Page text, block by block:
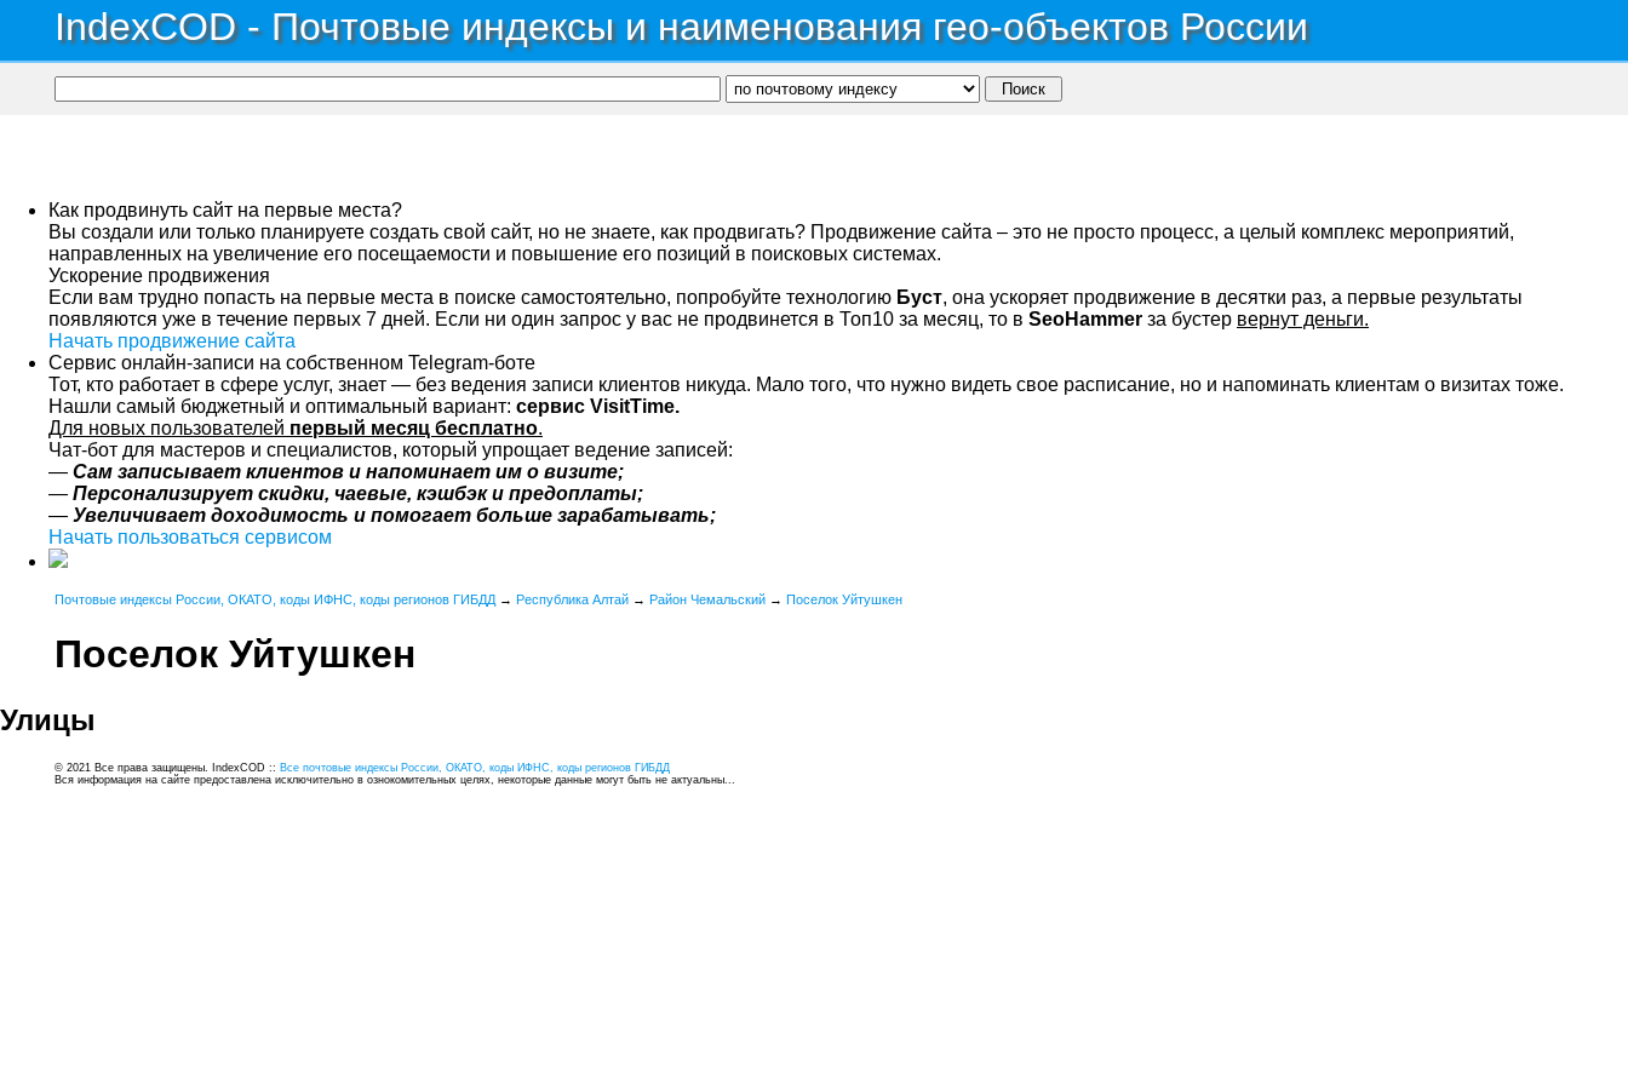
IndexCOD - Почтовые индексы и наименования гео-объектов России
Как продвинуть сайт на первые места?
Вы создали или только планируете создать свой сайт, но не знаете, как продвигать? Продвижение сайта – это не просто процесс, а целый комплекс мероприятий,
направленных на увеличение его посещаемости и повышение его позиций в поисковых системах.
Ускорение продвижения
Если вам трудно попасть на первые места в поиске самостоятельно, попробуйте технологию Буст, она ускоряет продвижение в десятки раз, а первые результаты
появляются уже в течение первых 7 дней. Если ни один запрос у вас не продвинется в Топ10 за месяц, то в SeoHammer за бустер вернут деньги.
Начать продвижение сайта
Сервис онлайн-записи на собственном Telegram-боте
Тот, кто работает в сфере услуг, знает — без ведения записи клиентов никуда. Мало того, что нужно видеть свое расписание, но и напоминать клиентам о визитах тоже.
Нашли самый бюджетный и оптимальный вариант: сервис VisitTime.
Для новых пользователей первый месяц бесплатно.
Чат-бот для мастеров и специалистов, который упрощает ведение записей:
— Сам записывает клиентов и напоминает им о визите;
— Персонализирует скидки, чаевые, кэшбэк и предоплаты;
— Увеличивает доходимость и помогает больше зарабатывать;
Начать пользоваться сервисом
Почтовые индексы России, ОКАТО, коды ИФНС, коды регионов ГИБДД → Республика Алтай → Район Чемальский → Поселок Уйтушкен
Поселок Уйтушкен
Улицы
© 2021 Все права защищены. IndexCOD :: Все почтовые индексы России, ОКАТО, коды ИФНС, коды регионов ГИБДД
Вся информация на сайте предоставлена исключительно в ознокомительных целях, некоторые данные могут быть не актуальны...